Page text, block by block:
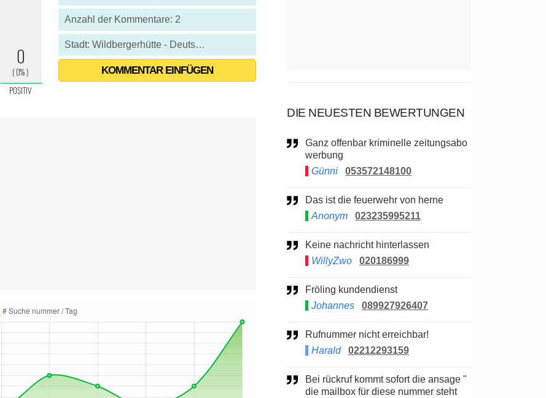
Anzahl der Kommentare: 2
Stadt: Wildbergerhütte - Deutschland
KOMMENTAR EINFÜGEN
DIE NEUESTEN BEWERTUNGEN
Ganz offenbar kriminelle zeitungsabo
werbung
Günni
053572148100
Das ist die feuerwehr von herne
Anonym
023235995211
Keine nachricht hinterlassen
WillyZwo
020186999
Fröling kundendienst
Johannes
089927926407
Rufnummer nicht erreichbar!
Harald
02212293159
Bei rückruf kommt sofort die ansage "
die mailbox für diese nummer steht